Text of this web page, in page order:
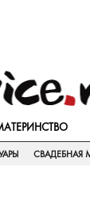
СВАДЕБНАЯ